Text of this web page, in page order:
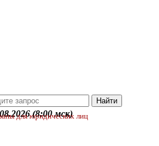
(8:00 мск)
для юридических лиц